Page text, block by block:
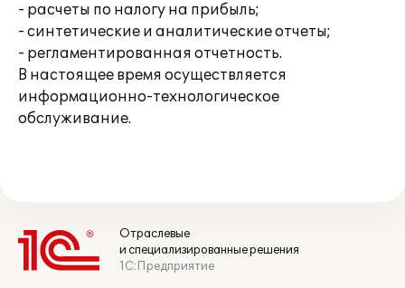
- расчеты по налогу на прибыль;
- синтетические и аналитические отчеты;
- регламентированная отчетность.
В настоящее время осуществляется
информационно-технологическое
обслуживание.
Отраслевые
и специализированные решения
1С:Предприятие